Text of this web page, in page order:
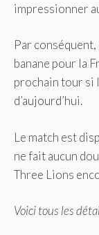
impressionner
Par
banane pour la
prochain tour si
d’aujourd’hui.
Le match est
ne fait aucun
Three Lions
Voici tous les